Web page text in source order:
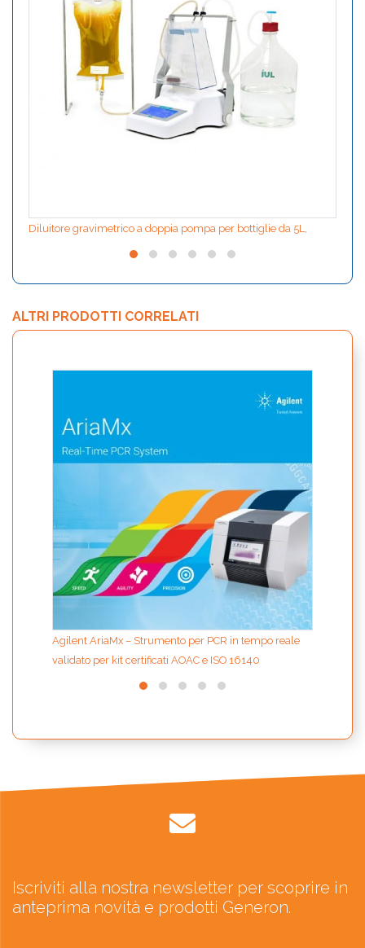
Diluitore gravimetrico a doppia pompa per bottiglie da 5L,
ALTRI PRODOTTI CORRELATI
Agilent AriaMx – Strumento per PCR in tempo reale
validato per kit certificati AOAC e ISO 16140
Iscriviti alla nostra newsletter per scoprire in
anteprima novità e prodotti Generon.